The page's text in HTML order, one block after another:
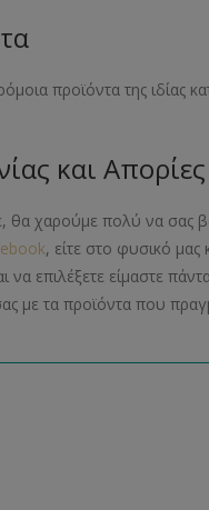
προϊόντα της ιδίας
και Απορίες
θα χαρούμε πολύ να σας
, είτε στο φυσικό
να επιλέξετε είμαστε
με τα προϊόντα που